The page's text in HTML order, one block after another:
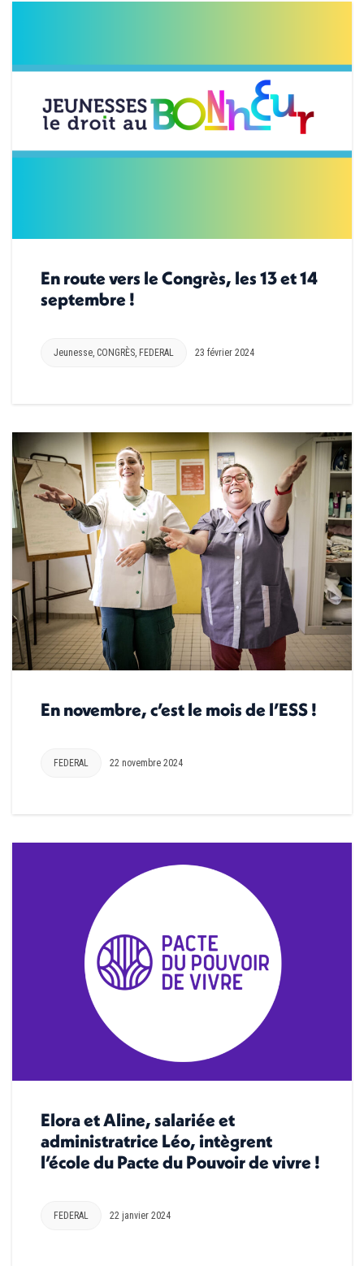
En route vers le Congrès, les 13 et 14
septembre !
Jeunesse, CONGRÈS, FEDERAL 23 février 2024
En novembre, c’est le mois de l’ESS !
FEDERAL 22 novembre 2024
Elora et Aline, salariée et
administratrice Léo, intègrent
l’école du Pacte du Pouvoir de vivre !
FEDERAL 22 janvier 2024